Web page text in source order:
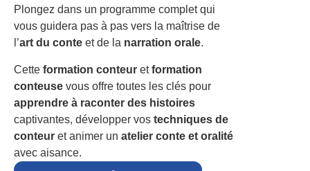
Plongez dans un programme complet qui
vous guidera pas à pas vers la maîtrise de
l’art du conte et de la narration orale.
Cette formation conteur etformation
conteuse vous offre toutes les clés pour
apprendre à raconter des histoires
captivantes, développer vos techniques de
conteur et animer un atelier conte et oralité
avec aisance.